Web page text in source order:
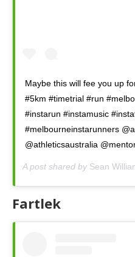
Maybe this will fee you up
#5km #timetrial #run
#instarun #instamusic
#melbourneinstarunners
@athleticsaustralia
A post shared by Sean
Fartlek